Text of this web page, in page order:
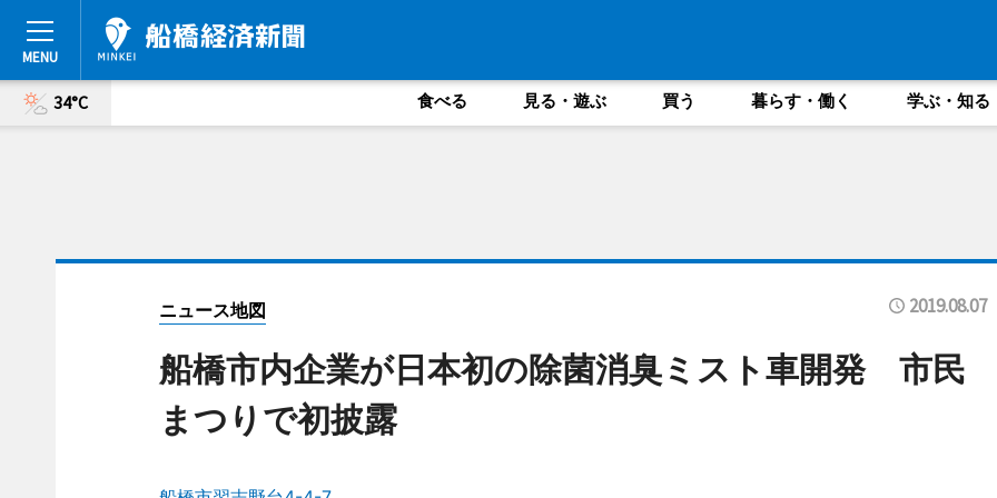
34°C 食べる 見る・遊ぶ 買う 暮らす・働く 学ぶ・知る
ニュース地図 2019.08.07
船橋市内企業が日本初の除菌消臭ミスト車開発 市民
まつりで初披露